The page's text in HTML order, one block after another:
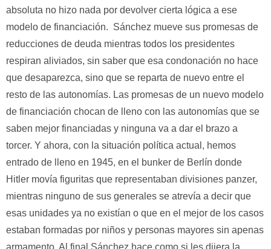
absoluta no hizo nada por devolver cierta lógica a ese
modelo de financiación. Sánchez mueve sus promesas de
reducciones de deuda mientras todos los presidentes
respiran aliviados, sin saber que esa condonación no hace
que desaparezca, sino que se reparta de nuevo entre el
resto de las autonomías. Las promesas de un nuevo modelo
de financiación chocan de lleno con las autonomías que se
saben mejor financiadas y ninguna va a dar el brazo a
torcer. Y ahora, con la situación política actual, hemos
entrado de lleno en 1945, en el bunker de Berlín donde
Hitler movía figuritas que representaban divisiones panzer,
mientras ninguno de sus generales se atrevía a decir que
esas unidades ya no existían o que en el mejor de los casos
estaban formadas por niños y personas mayores sin apenas
armamento. Al final Sánchez hace como si les dijera la